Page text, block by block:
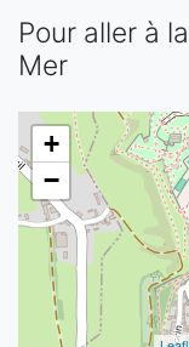
Pour aller à
Mer
+
−